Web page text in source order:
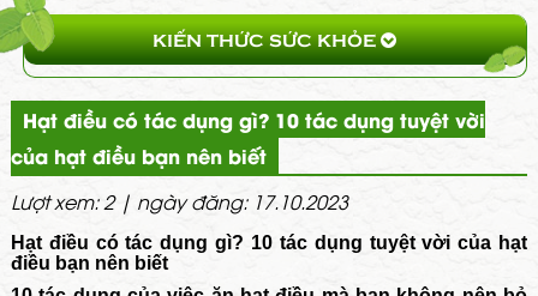
KIẾN THỨC SỨC KHỎE
Hạt điều có tác dụng gì? 10 tác dụng tuyệt vời
của hạt điều bạn nên biết
Lượt xem: 2 | ngày đăng: 17.10.2023
Hạt điều có tác dụng gì? 10 tác dụng tuyệt vời của hạt
điều bạn nên biết